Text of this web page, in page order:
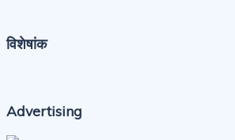
विशेषांक
Advertising